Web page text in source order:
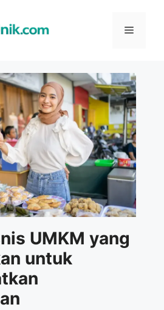
Menu
UMKM yang
untuk